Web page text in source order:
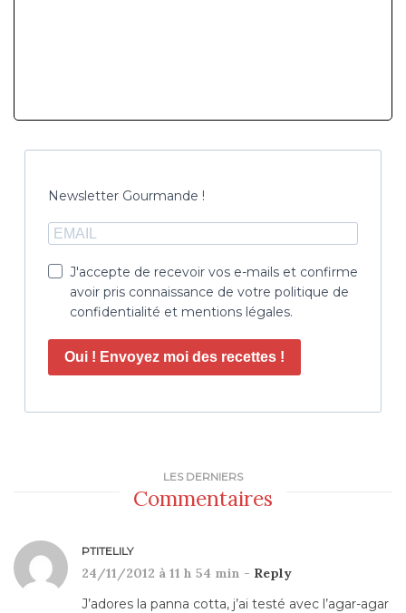
Newsletter Gourmande !
J'accepte de recevoir vos e-mails et confirme
avoir pris connaissance de votre politique de
confidentialité et mentions légales.
Oui ! Envoyez moi des recettes !
LES DERNIERS
Commentaires
PTITELILY
24/11/2012 à 11 h 54 min - Reply
J’adores la panna cotta, j’ai testé avec l’agar-agar